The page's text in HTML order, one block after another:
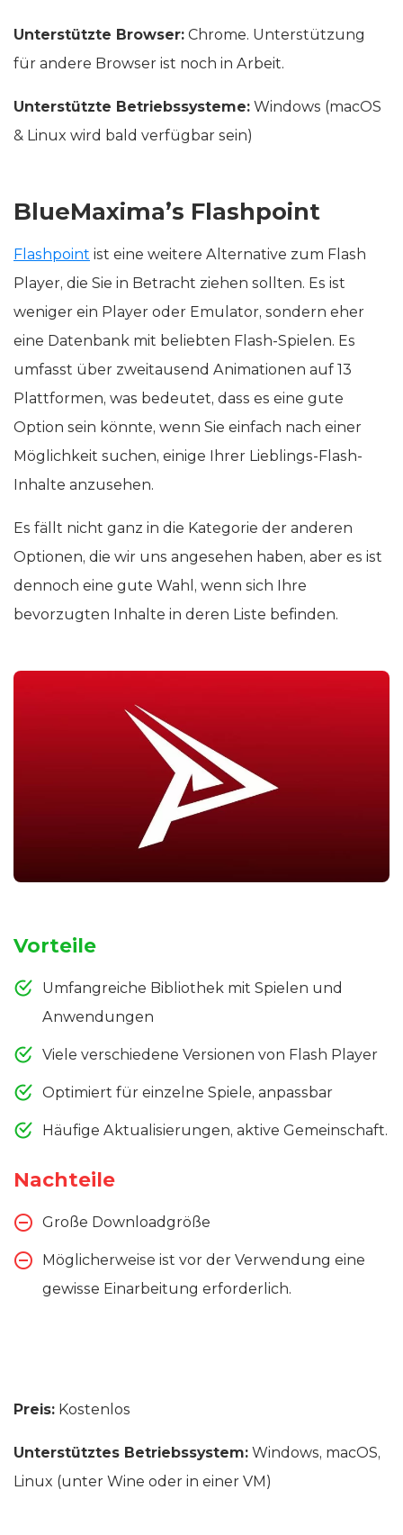
Unterstützte Browser: Chrome. Unterstützung
für andere Browser ist noch in Arbeit.
Unterstützte Betriebssysteme: Windows (macOS
& Linux wird bald verfügbar sein)
BlueMaxima’s Flashpoint
Flashpoint ist eine weitere Alternative zum Flash
Player, die Sie in Betracht ziehen sollten. Es ist
weniger ein Player oder Emulator, sondern eher
eine Datenbank mit beliebten Flash-Spielen. Es
umfasst über zweitausend Animationen auf 13
Plattformen, was bedeutet, dass es eine gute
Option sein könnte, wenn Sie einfach nach einer
Möglichkeit suchen, einige Ihrer Lieblings-Flash-
Inhalte anzusehen.
Es fällt nicht ganz in die Kategorie der anderen
Optionen, die wir uns angesehen haben, aber es ist
dennoch eine gute Wahl, wenn sich Ihre
bevorzugten Inhalte in deren Liste befinden.
Vorteile
Umfangreiche Bibliothek mit Spielen und
Anwendungen
Viele verschiedene Versionen von Flash Player
Optimiert für einzelne Spiele, anpassbar
Häufige Aktualisierungen, aktive Gemeinschaft.
Nachteile
Große Downloadgröße
Möglicherweise ist vor der Verwendung eine
gewisse Einarbeitung erforderlich.
Preis: Kostenlos
Unterstütztes Betriebssystem: Windows, macOS,
Linux (unter Wine oder in einer VM)